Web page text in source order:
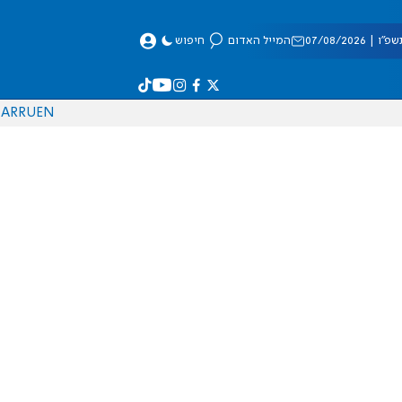
08/2026 המייל האדום חיפוש
EN
RU
AR